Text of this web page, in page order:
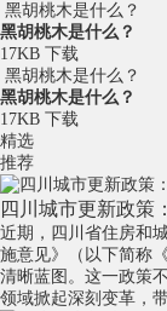
黑胡桃木是什么？
黑胡桃木是什么？
17KB 下载
黑胡桃木是什么？
黑胡桃木是什么？
17KB 下载
精选
推荐
四川城市更新政策
近期，四川省住房和
施意见》（以下简称
清晰蓝图。这一政策
领域掀起深刻变革，